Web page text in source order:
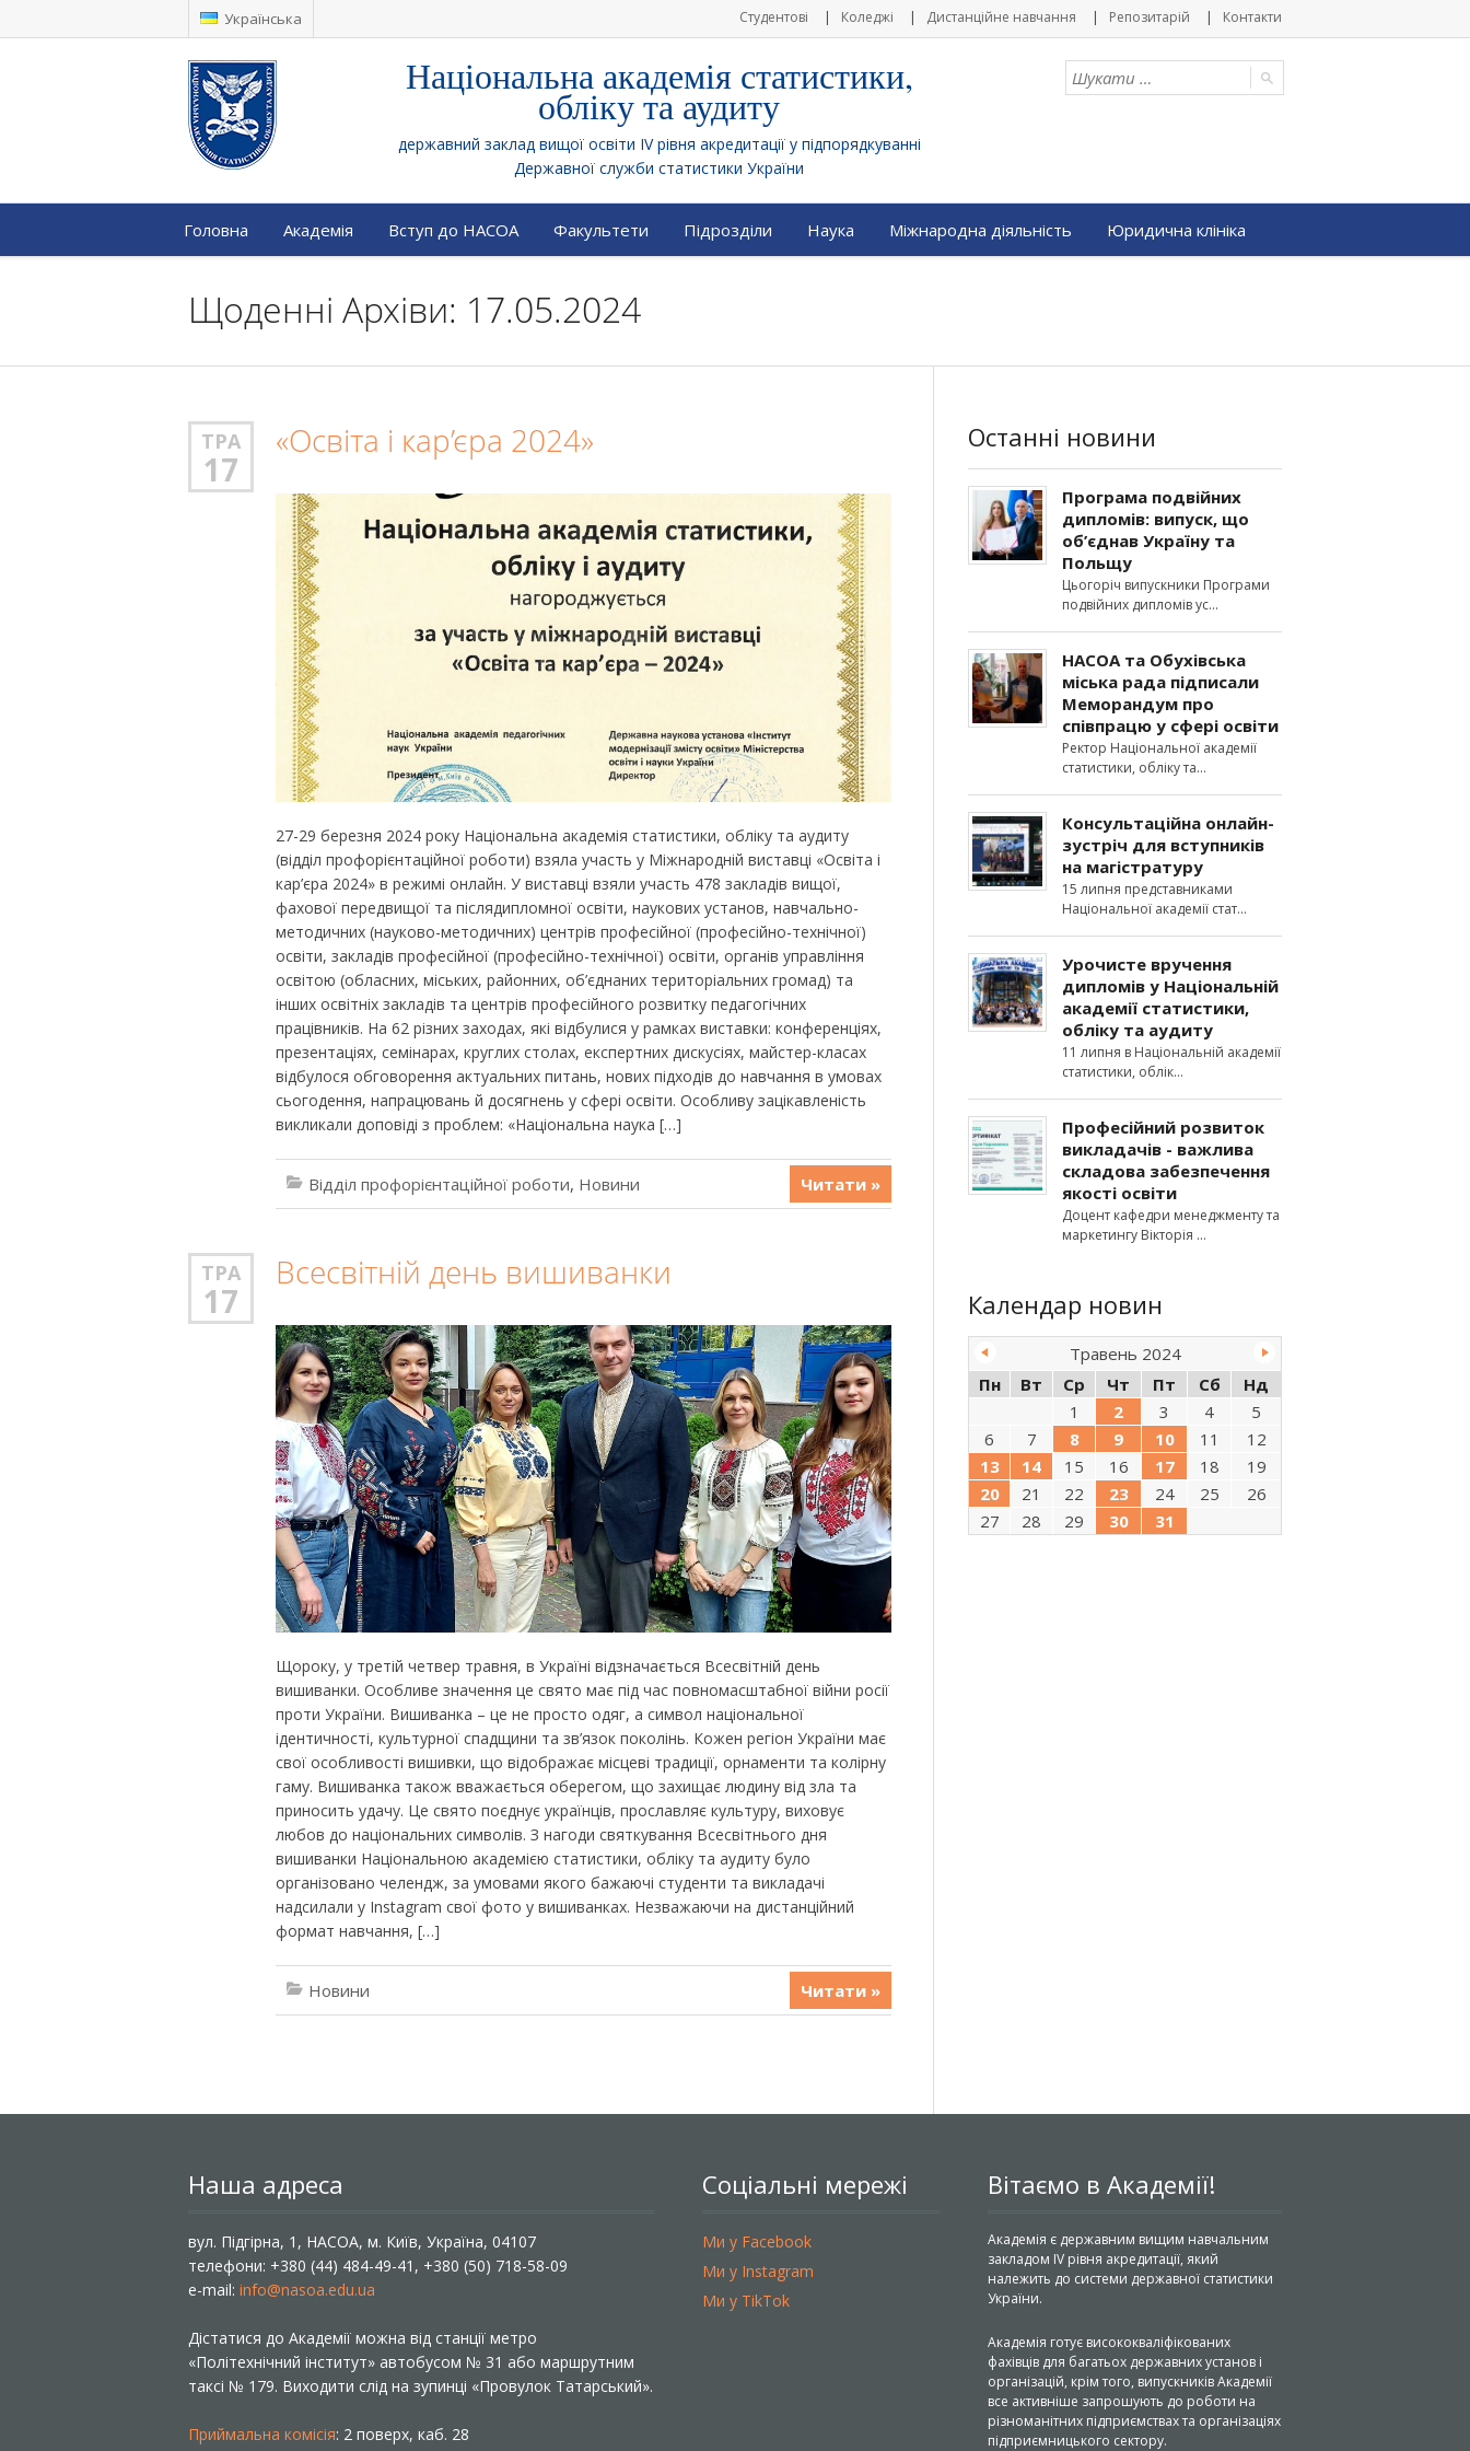
Українська Студентові Коледжі Дистанційне навчання Репозитарій Контакти
Національна академія статистики,
обліку та аудиту
державний заклад вищої освіти IV рівня акредитації у підпорядкуванні
Державної служби статистики України
Головна Академія Вступ до НАСОА Факультети Підрозділи Наука Міжнародна діяльність Юридична клініка
Щоденні Архіви: 17.05.2024
ТРА
17
«Освіта і кар’єра 2024»
27-29 березня 2024 року Національна академія статистики, обліку та аудиту
(відділ профорієнтаційної роботи) взяла участь у Міжнародній виставці «Освіта і
кар’єра 2024» в режимі онлайн. У виставці взяли участь 478 закладів вищої,
фахової передвищої та післядипломної освіти, наукових установ, навчально-
методичних (науково-методичних) центрів професійної (професійно-технічної)
освіти, закладів професійної (професійно-технічної) освіти, органів управління
освітою (обласних, міських, районних, об’єднаних територіальних громад) та
інших освітніх закладів та центрів професійного розвитку педагогічних
працівників. На 62 різних заходах, які відбулися у рамках виставки: конференціях,
презентаціях, семінарах, круглих столах, експертних дискусіях, майстер-класах
відбулося обговорення актуальних питань, нових підходів до навчання в умовах
сьогодення, напрацювань й досягнень у сфері освіти. Особливу зацікавленість
викликали доповіді з проблем: «Національна наука […]
Відділ профорієнтаційної роботи, Новини Читати »
ТРА
17
Всесвітній день вишиванки
Щороку, у третій четвер травня, в Україні відзначається Всесвітній день
вишиванки. Особливе значення це свято має під час повномасштабної війни росії
проти України. Вишиванка – це не просто одяг, а символ національної
ідентичності, культурної спадщини та зв’язок поколінь. Кожен регіон України має
свої особливості вишивки, що відображає місцеві традиції, орнаменти та колірну
гаму. Вишиванка також вважається оберегом, що захищає людину від зла та
приносить удачу. Це свято поєднує українців, прославляє культуру, виховує
любов до національних символів. З нагоди святкування Всесвітнього дня
вишиванки Національною академією статистики, обліку та аудиту було
організовано челендж, за умовами якого бажаючі студенти та викладачі
надсилали у Instagram свої фото у вишиванках. Незважаючи на дистанційний
формат навчання, […]
Новини Читати »
Останні новини
Програма подвійних
дипломів: випуск, що
об’єднав Україну та
Польщу
Цьогоріч випускники Програми
подвійних дипломів ус
НАСОА та Обухівська
міська рада підписали
Меморандум про
співпрацю у сфері освіти
Ректор Національної академії
статистики, обліку та
Консультаційна онлайн-
зустріч для вступників
на магістратуру
15 липня представниками
Національної академії стат
Урочисте вручення
дипломів у Національній
академії статистики,
обліку та аудиту
11 липня в Національній академії
статистики, облік
Професійний розвиток
викладачів - важлива
складова забезпечення
якості освіти
Доцент кафедри менеджменту та
маркетингу Вікторія
Календар новин
Травень 2024
Пн
Вт Ср Чт Пт Сб
Нд
1
2 3 4
5
6
7 8 9 10 11
12
13
14 15 16 17 18
19
20
21 22 23 24 25
26
27
28 29 30 31
Наша адреса
вул. Підгірна, 1, НАСОА, м. Київ, Україна, 04107
телефони: +380 (44) 484-49-41, +380 (50) 718-58-09
e-mail: info@nasoa.edu.ua
Дістатися до Академії можна від станції метро
«Політехнічний інститут» автобусом № 31 або маршрутним
таксі № 179. Виходити слід на зупинці «Провулок Татарський».
Приймальна комісія: 2 поверх, каб. 28
Соціальні мережі
Ми у Facebook
Ми у Instagram
Ми у TikTok
Вітаємо в Академії!
Академія є державним вищим навчальним
закладом IV рівня акредитації, який
належить до системи державної статистики
України.
Академія готує висококваліфікованих
фахівців для багатьох державних установ і
організацій, крім того, випускників Академії
все активніше запрошують до роботи на
різноманітних підприємствах та організаціях
підприємницького сектору.